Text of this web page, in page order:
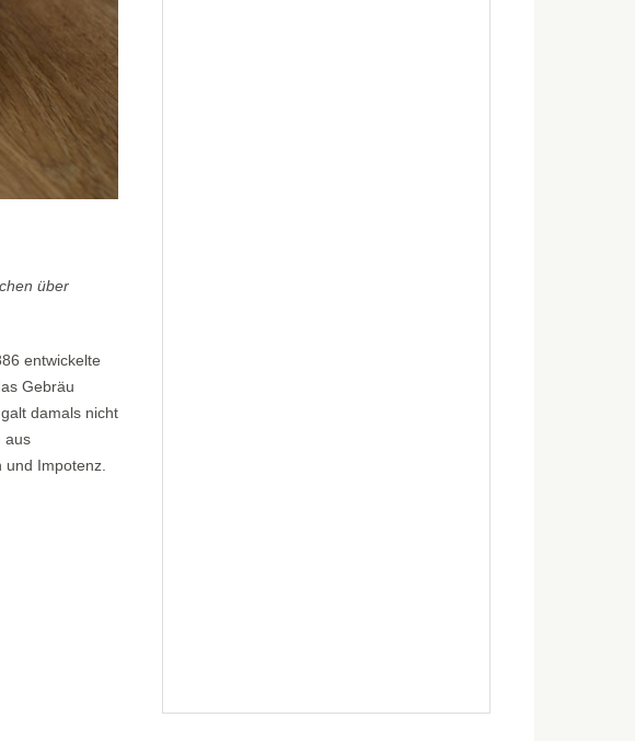
über
entwickelte
Gebräu
damals nicht
aus
Impotenz.